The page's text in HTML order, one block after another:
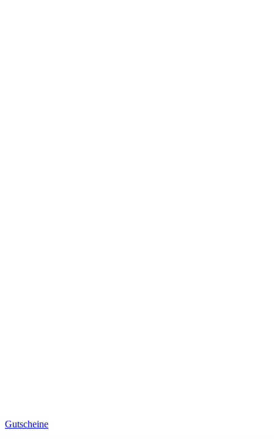
Gutscheine